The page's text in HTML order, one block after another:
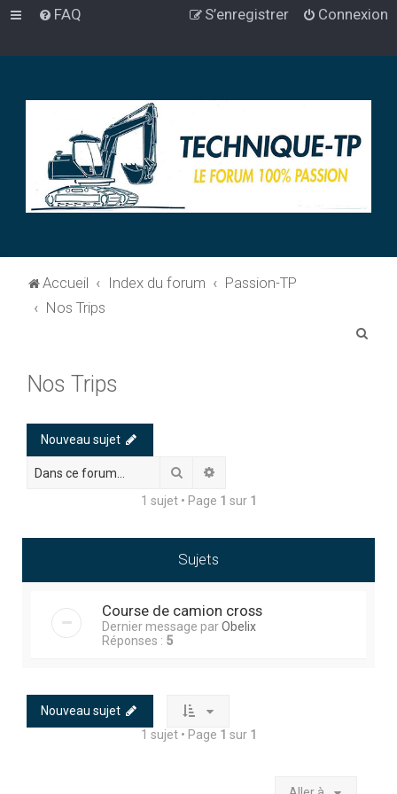
FAQ Connexion
S’enregistrer
Accueil Index du forum
Passion-TP
Nos Trips
Nos Trips
Nouveau sujet
Rechercher
1 sujet • Page 1 sur 1
Sujets
Course de camion cross
Dernier message parObelix
Réponses : 5
Nouveau sujet
1 sujet • Page 1 sur 1